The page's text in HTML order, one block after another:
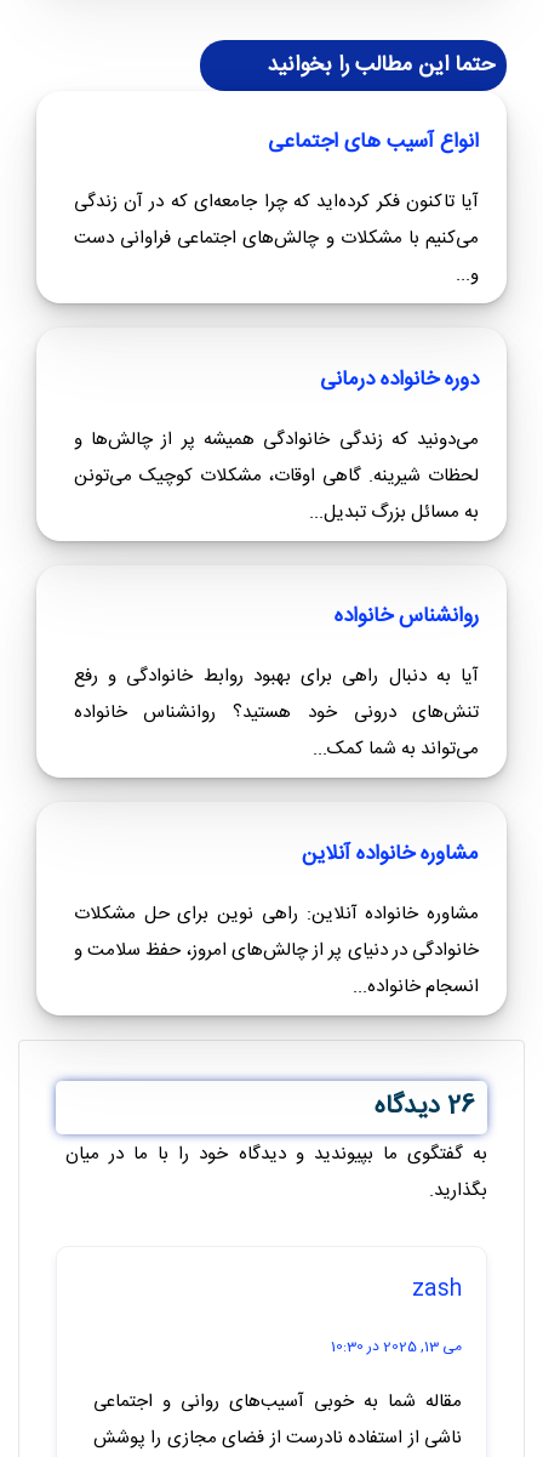
حتما این مطالب را بخوانید
انواع آسیب های اجتماعی
آیا تاکنون فکر کرده‌اید که چرا جامعه‌ای که در آن زندگی
می‌کنیم با مشکلات و چالش‌های اجتماعی فراوانی دست
و...
دوره خانواده درمانی
می‌دونید که زندگی خانوادگی همیشه پر از چالش‌ها و
لحظات شیرینه. گاهی اوقات، مشکلات کوچیک می‌تونن
به مسائل بزرگ تبدیل...
روانشناس خانواده
آیا به دنبال راهی برای بهبود روابط خانوادگی و رفع
تنش‌های درونی خود هستید؟ روانشناس خانواده
می‌تواند به شما کمک...
مشاوره خانواده آنلاین
مشاوره خانواده آنلاین: راهی نوین برای حل مشکلات
خانوادگی در دنیای پر از چالش‌های امروز، حفظ سلامت و
انسجام خانواده...
26 دیدگاه
به گفتگوی ما بپیوندید و دیدگاه خود را با ما در میان
بگذارید.
zash
می 13, 2025 در 10:30
مقاله شما به خوبی آسیب‌های روانی و اجتماعی
ناشی از استفاده نادرست از فضای مجازی را پوشش